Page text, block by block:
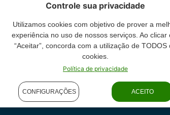
INSTITUCIONAL
Grupo Oceano -
condições de uso
Controle sua privacidade
Utilizamos cookies com objetivo de prover a
experiência no uso de nossos serviços. Ao clicar
“Aceitar”, concorda com a utilização de TODOS
cookies.
Política de privacidade
CONFIGURAÇÕES ACEITO